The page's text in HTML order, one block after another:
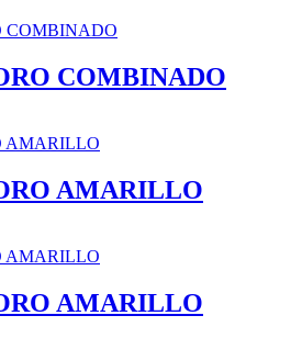
COMBINADO
AMARILLO
AMARILLO